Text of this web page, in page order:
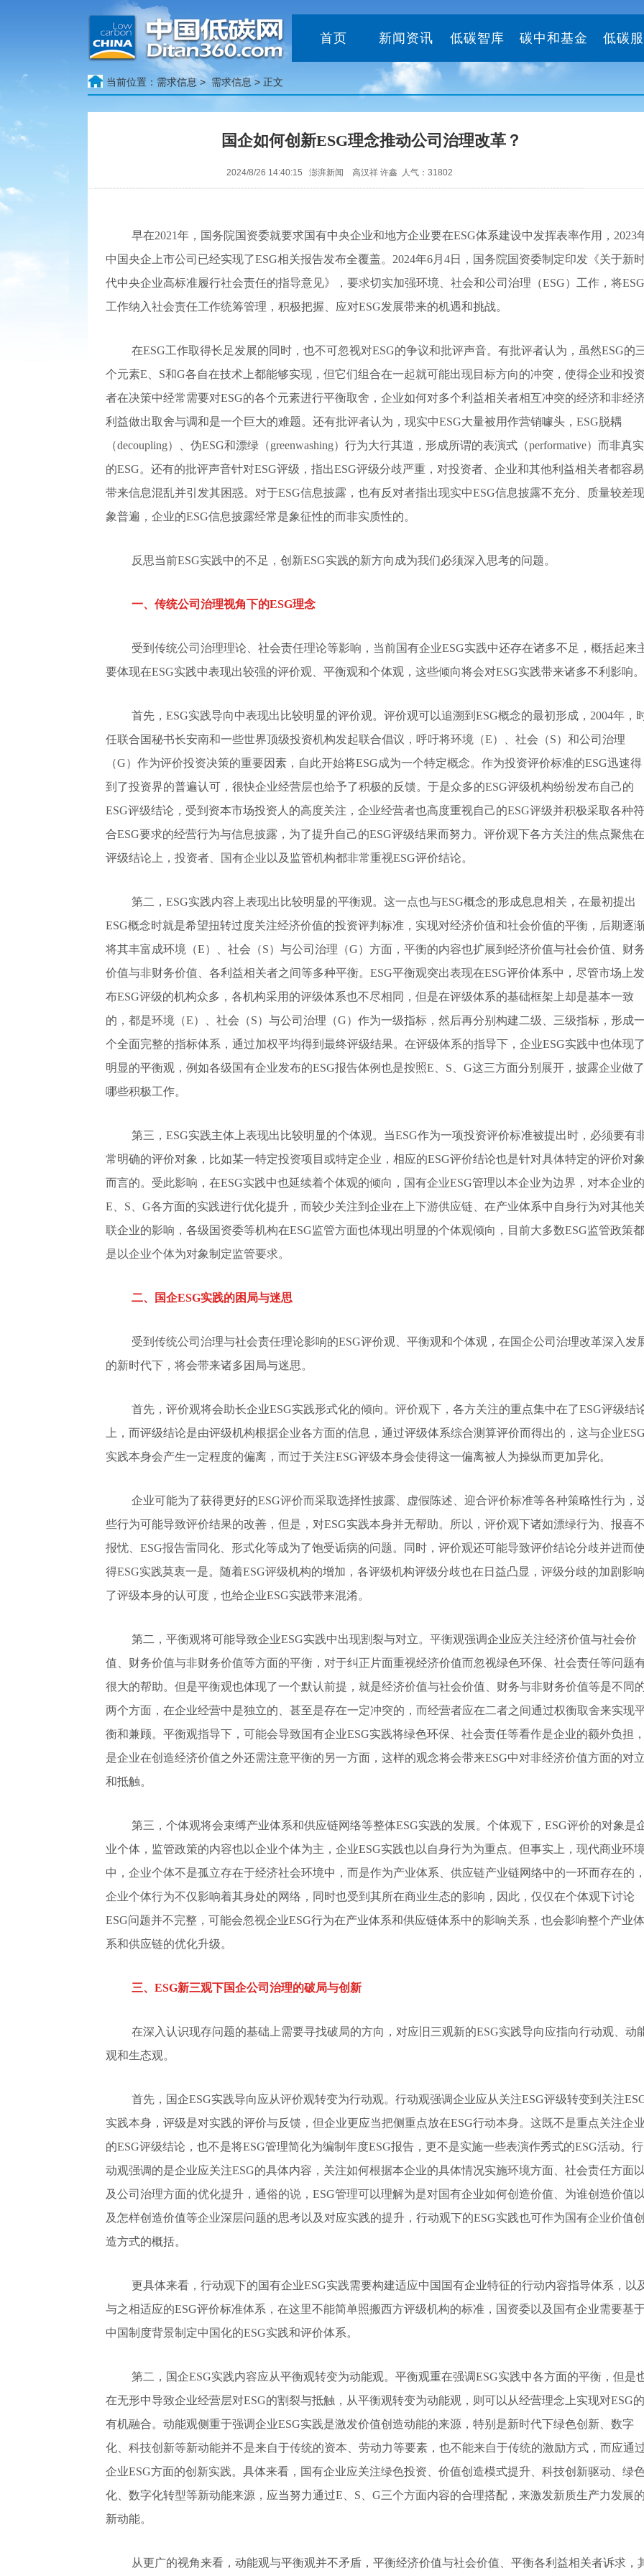
首页 新闻资讯 低碳智库 碳中和基金 低碳
当前位置： 需求信息 > 需求信息> 正文
国企如何创新ESG理念推动公司治理改革？
2024/8/26 14:40:15 澎湃新闻 高汉祥 许鑫 人气：31802
早在2021年，国务院国资委就要求国有中央企业和地方企业要在ESG体系建设中发挥表率作用，2023
中国央企上市公司已经实现了ESG相关报告发布全覆盖。2024年6月4日，国务院国资委制定印发《关于新
代中央企业高标准履行社会责任的指导意见》，要求切实加强环境、社会和公司治理（ESG）工作，将ESG
工作纳入社会责任工作统筹管理，积极把握、应对ESG发展带来的机遇和挑战。
在ESG工作取得长足发展的同时，也不可忽视对ESG的争议和批评声音。有批评者认为，虽然ESG的
个元素E、S和G各自在技术上都能够实现，但它们组合在一起就可能出现目标方向的冲突，使得企业和投资
者在决策中经常需要对ESG的各个元素进行平衡取舍，企业如何对多个利益相关者相互冲突的经济和非经
利益做出取舍与调和是一个巨大的难题。还有批评者认为，现实中ESG大量被用作营销噱头，ESG脱耦
（decoupling）、伪ESG和漂绿（greenwashing）行为大行其道，形成所谓的表演式（performative）而非真实
的ESG。还有的批评声音针对ESG评级，指出ESG评级分歧严重，对投资者、企业和其他利益相关者都容易
带来信息混乱并引发其困惑。对于ESG信息披露，也有反对者指出现实中ESG信息披露不充分、质量较差现
象普遍，企业的ESG信息披露经常是象征性的而非实质性的。
反思当前ESG实践中的不足，创新ESG实践的新方向成为我们必须深入思考的问题。
一、传统公司治理视角下的ESG理念
受到传统公司治理理论、社会责任理论等影响，当前国有企业ESG实践中还存在诸多不足，概括起来
要体现在ESG实践中表现出较强的评价观、平衡观和个体观，这些倾向将会对ESG实践带来诸多不利影响。
首先，ESG实践导向中表现出比较明显的评价观。评价观可以追溯到ESG概念的最初形成，2004年，
任联合国秘书长安南和一些世界顶级投资机构发起联合倡议，呼吁将环境（E）、社会（S）和公司治理
（G）作为评价投资决策的重要因素，自此开始将ESG成为一个特定概念。作为投资评价标准的ESG迅速得
到了投资界的普遍认可，很快企业经营层也给予了积极的反馈。于是众多的ESG评级机构纷纷发布自己的
ESG评级结论，受到资本市场投资人的高度关注，企业经营者也高度重视自己的ESG评级并积极采取各种符
合ESG要求的经营行为与信息披露，为了提升自己的ESG评级结果而努力。评价观下各方关注的焦点聚焦在
评级结论上，投资者、国有企业以及监管机构都非常重视ESG评价结论。
第二，ESG实践内容上表现出比较明显的平衡观。这一点也与ESG概念的形成息息相关，在最初提出
ESG概念时就是希望扭转过度关注经济价值的投资评判标准，实现对经济价值和社会价值的平衡，后期逐
将其丰富成环境（E）、社会（S）与公司治理（G）方面，平衡的内容也扩展到经济价值与社会价值、财务
价值与非财务价值、各利益相关者之间等多种平衡。ESG平衡观突出表现在ESG评价体系中，尽管市场上发
布ESG评级的机构众多，各机构采用的评级体系也不尽相同，但是在评级体系的基础框架上却是基本一致
的，都是环境（E）、社会（S）与公司治理（G）作为一级指标，然后再分别构建二级、三级指标，形成一
个全面完整的指标体系，通过加权平均得到最终评级结果。在评级体系的指导下，企业ESG实践中也体现了
明显的平衡观，例如各级国有企业发布的ESG报告体例也是按照E、S、G这三方面分别展开，披露企业做了
哪些积极工作。
第三，ESG实践主体上表现出比较明显的个体观。当ESG作为一项投资评价标准被提出时，必须要有
常明确的评价对象，比如某一特定投资项目或特定企业，相应的ESG评价结论也是针对具体特定的评价对象
而言的。受此影响，在ESG实践中也延续着个体观的倾向，国有企业ESG管理以本企业为边界，对本企业的
E、S、G各方面的实践进行优化提升，而较少关注到企业在上下游供应链、在产业体系中自身行为对其他关
联企业的影响，各级国资委等机构在ESG监管方面也体现出明显的个体观倾向，目前大多数ESG监管政策都
是以企业个体为对象制定监管要求。
二、国企ESG实践的困局与迷思
受到传统公司治理与社会责任理论影响的ESG评价观、平衡观和个体观，在国企公司治理改革深入发
的新时代下，将会带来诸多困局与迷思。
首先，评价观将会助长企业ESG实践形式化的倾向。评价观下，各方关注的重点集中在了ESG评级结
上，而评级结论是由评级机构根据企业各方面的信息，通过评级体系综合测算评价而得出的，这与企业ESG
实践本身会产生一定程度的偏离，而过于关注ESG评级本身会使得这一偏离被人为操纵而更加异化。
企业可能为了获得更好的ESG评价而采取选择性披露、虚假陈述、迎合评价标准等各种策略性行为，
些行为可能导致评价结果的改善，但是，对ESG实践本身并无帮助。所以，评价观下诸如漂绿行为、报喜不
报忧、ESG报告雷同化、形式化等成为了饱受诟病的问题。同时，评价观还可能导致评价结论分歧并进而使
得ESG实践莫衷一是。随着ESG评级机构的增加，各评级机构评级分歧也在日益凸显，评级分歧的加剧影响
了评级本身的认可度，也给企业ESG实践带来混淆。
第二，平衡观将可能导致企业ESG实践中出现割裂与对立。平衡观强调企业应关注经济价值与社会价
值、财务价值与非财务价值等方面的平衡，对于纠正片面重视经济价值而忽视绿色环保、社会责任等问题
很大的帮助。但是平衡观也体现了一个默认前提，就是经济价值与社会价值、财务与非财务价值等是不同
两个方面，在企业经营中是独立的、甚至是存在一定冲突的，而经营者应在二者之间通过权衡取舍来实现
衡和兼顾。平衡观指导下，可能会导致国有企业ESG实践将绿色环保、社会责任等看作是企业的额外负担，
是企业在创造经济价值之外还需注意平衡的另一方面，这样的观念将会带来ESG中对非经济价值方面的对立
和抵触。
第三，个体观将会束缚产业体系和供应链网络等整体ESG实践的发展。个体观下，ESG评价的对象是
业个体，监管政策的内容也以企业个体为主，企业ESG实践也以自身行为为重点。但事实上，现代商业环境
中，企业个体不是孤立存在于经济社会环境中，而是作为产业体系、供应链产业链网络中的一环而存在的，
企业个体行为不仅影响着其身处的网络，同时也受到其所在商业生态的影响，因此，仅仅在个体观下讨论
ESG问题并不完整，可能会忽视企业ESG行为在产业体系和供应链体系中的影响关系，也会影响整个产业体
系和供应链的优化升级。
三、ESG新三观下国企公司治理的破局与创新
在深入认识现存问题的基础上需要寻找破局的方向，对应旧三观新的ESG实践导向应指向行动观、动
观和生态观。
首先，国企ESG实践导向应从评价观转变为行动观。行动观强调企业应从关注ESG评级转变到关注
实践本身，评级是对实践的评价与反馈，但企业更应当把侧重点放在ESG行动本身。这既不是重点关注企业
的ESG评级结论，也不是将ESG管理简化为编制年度ESG报告，更不是实施一些表演作秀式的ESG活动。行
动观强调的是企业应关注ESG的具体内容，关注如何根据本企业的具体情况实施环境方面、社会责任方面以
及公司治理方面的优化提升，通俗的说，ESG管理可以理解为是对国有企业如何创造价值、为谁创造价值以
及怎样创造价值等企业深层问题的思考以及对应实践的提升，行动观下的ESG实践也可作为国有企业价值创
造方式的概括。
更具体来看，行动观下的国有企业ESG实践需要构建适应中国国有企业特征的行动内容指导体系，以
与之相适应的ESG评价标准体系，在这里不能简单照搬西方评级机构的标准，国资委以及国有企业需要基
中国制度背景制定中国化的ESG实践和评价体系。
第二，国企ESG实践内容应从平衡观转变为动能观。平衡观重在强调ESG实践中各方面的平衡，但是
在无形中导致企业经营层对ESG的割裂与抵触，从平衡观转变为动能观，则可以从经营理念上实现对ESG的
有机融合。动能观侧重于强调企业ESG实践是激发价值创造动能的来源，特别是新时代下绿色创新、数字
化、科技创新等新动能并不是来自于传统的资本、劳动力等要素，也不能来自于传统的激励方式，而应通
企业ESG方面的创新实践。具体来看，国有企业应关注绿色投资、价值创造模式提升、科技创新驱动、绿
化、数字化转型等新动能来源，应当努力通过E、S、G三个方面内容的合理搭配，来激发新质生产力发展的
新动能。
从更广的视角来看，动能观与平衡观并不矛盾，平衡经济价值与社会价值、平衡各利益相关者诉求，